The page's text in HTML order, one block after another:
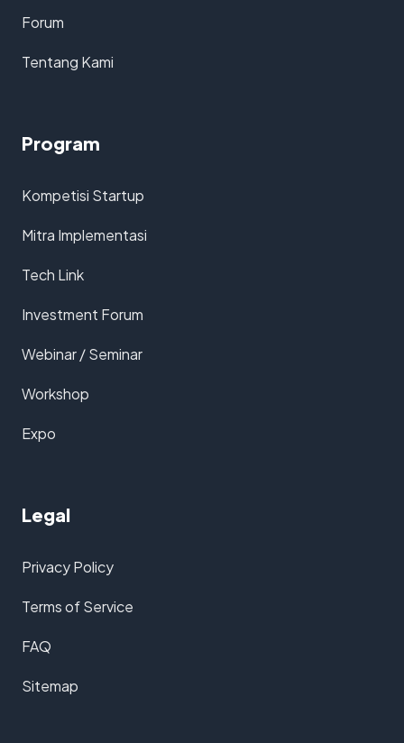
Forum
Tentang Kami
Program
Kompetisi Startup
Mitra Implementasi
Tech Link
Investment Forum
Webinar / Seminar
Workshop
Expo
Legal
Privacy Policy
Terms of Service
FAQ
Sitemap